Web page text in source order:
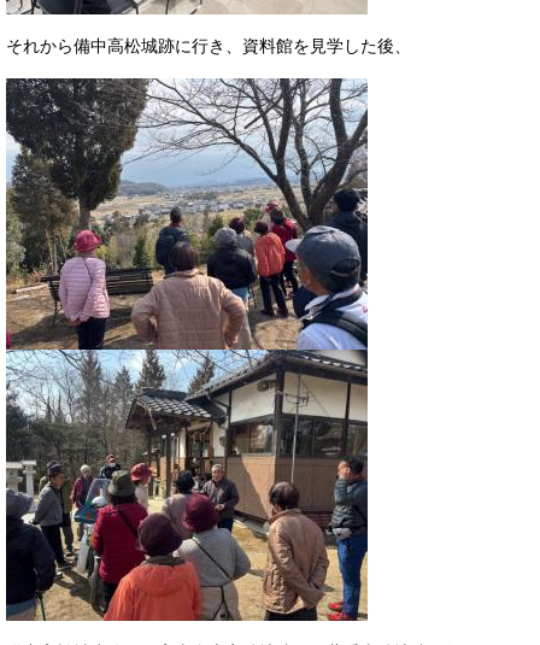
それから備中高松城跡に行き、資料館を見学した後、